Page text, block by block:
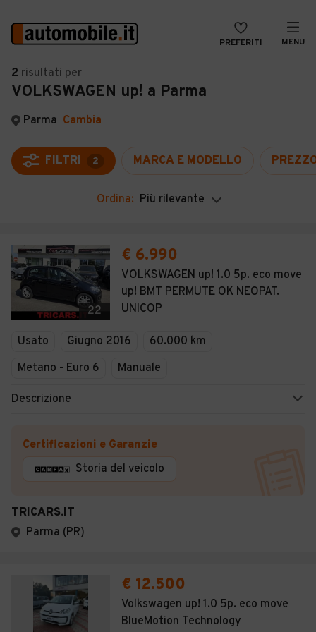
PREFERITI MENU
Auto
Auto usate
Auto Km 0
Auto Nuove
Noleggio a lungo termine
Moto
Camper
Veicoli Commerciali
VENDI
MAGAZINE
ACCEDI
2 risultati per
VOLKSWAGEN up! a Parma
Parma Cambia
FILTRI 2 MARCA E MODELLO
Ordina: Più rilevante
22
€ 6.990
VOLKSWAGEN up! 1.0 5p. eco move
up! BMT PERMUTE OK NEOPAT.
UNICOP
Usato Giugno 2016
60.000 km
Metano - Euro 6
Manuale
Descrizione
Certificazioni e Garanzie
Storia del veicolo
TRICARS.IT
Parma (PR)
€ 12.500
Volkswagen up! 1.0 5p. eco move
BlueMotion Technology